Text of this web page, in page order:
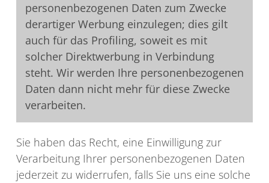
personenbezogenen Daten zum Zwecke
derartiger Werbung einzulegen; dies gilt
auch für das Profiling, soweit es mit
solcher Direktwerbung in Verbindung
steht. Wir werden Ihre personenbezogenen
Daten dann nicht mehr für diese Zwecke
verarbeiten.
Sie haben das Recht, eine Einwilligung zur
Verarbeitung Ihrer personenbezogenen Daten
jederzeit zu widerrufen, falls Sie uns eine solche